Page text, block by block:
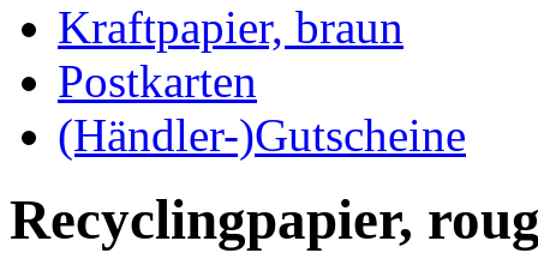
Kraftpapier, braun
Postkarten
(Händler-)Gutscheine
Recyclingpapier,